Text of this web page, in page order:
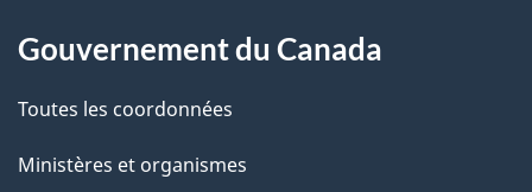
Gouvernement du Canada
Toutes les coordonnées
Ministères et organismes